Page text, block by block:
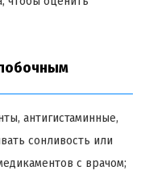
антигистаминные,
сонливость или
с врачом;